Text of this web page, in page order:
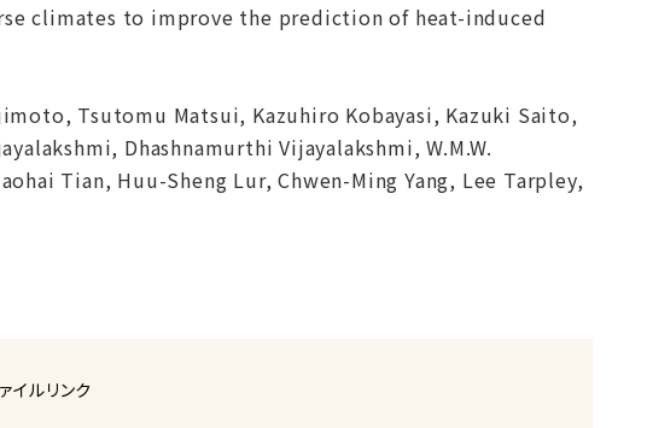
climates to improve the prediction of heat-induced
Tsutomu Matsui, Kazuhiro Kobayasi, Kazuki Saito,
Dhashnamurthi Vijayalakshmi, W.M.W.
Tian, Huu-Sheng Lur, Chwen-Ming Yang, Lee Tarpley,
イルリンク